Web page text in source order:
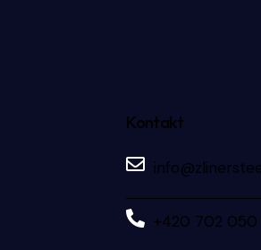
Kontakt
+420 702 050